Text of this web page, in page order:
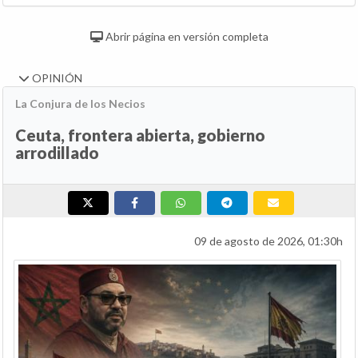
Abrir página en versión completa
OPINIÓN
La Conjura de los Necios
Ceuta, frontera abierta, gobierno
arrodillado
09 de agosto de 2026, 01:30h